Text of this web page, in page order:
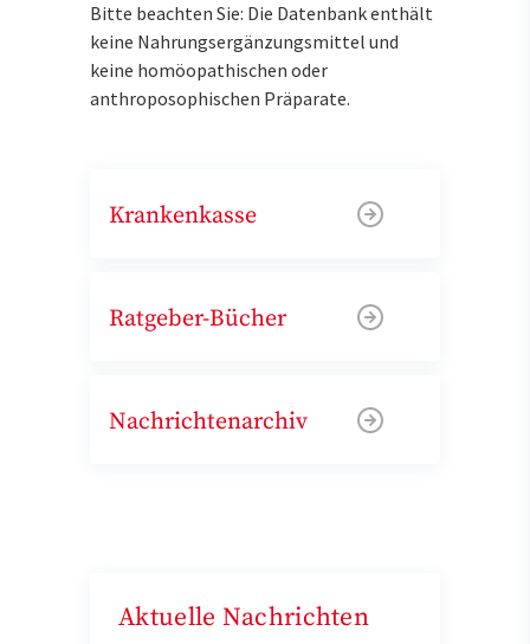
Bitte beachten Sie: Die Datenbank enthält
keine Nahrungsergänzungsmittel und
keine homöopathischen oder
anthroposophischen Präparate.
Krankenkasse
Ratgeber-Bücher
Nachrichtenarchiv
Aktuelle Nachrichten